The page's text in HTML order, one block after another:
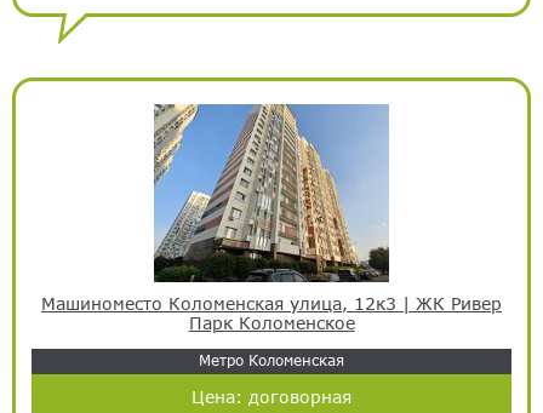
Машиноместо Коломенская улица, 12к3 | ЖК Ривер
Парк Коломенское
Метро Коломенская
Цена: договорная